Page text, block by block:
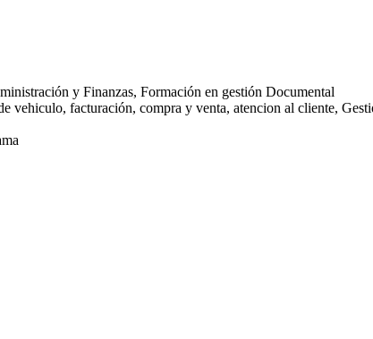
y Finanzas, Formación en gestión Documental
vehiculo, facturación, compra y venta, atencion al cliente,